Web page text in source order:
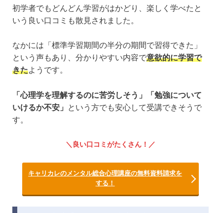
初学者でもどんどん学習がはかどり、楽しく学べたと
いう良い口コミも散見されました。
なかには「標準学習期間の半分の期間で習得できた」
という声もあり、分かりやすい内容で意欲的に学習で
きたようです。
「心理学を理解するのに苦労しそう」「勉強について
いけるか不安」
という方でも安心して受講できそうで
す。
良い口コミがたくさん！
キャリカレのメンタル総合心理講座の無料資料請求を
する！